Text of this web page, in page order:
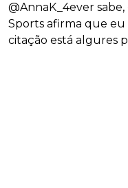
@AnnaK_4ever
Sports afirma que eu
citação está algures